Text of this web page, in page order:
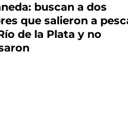
buscan a dos
que salieron a
de la Plata y no